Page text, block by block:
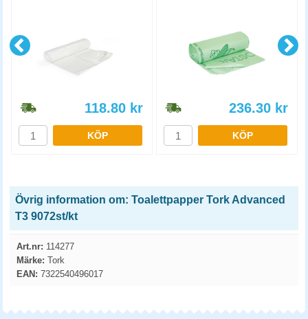
118.80 kr
KÖP
236.30 kr
KÖP
Övrig information om: Toalettpapper Tork Advanced
T3 9072st/kt
Art.nr: 114277
Märke: Tork
EAN: 7322540496017